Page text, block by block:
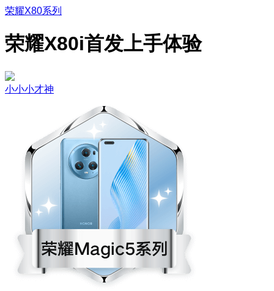
荣耀X80系列
荣耀X80i首发上手体验
小小小才神